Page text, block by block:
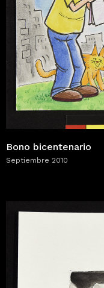
Bono bicentenario
Septiembre 2010